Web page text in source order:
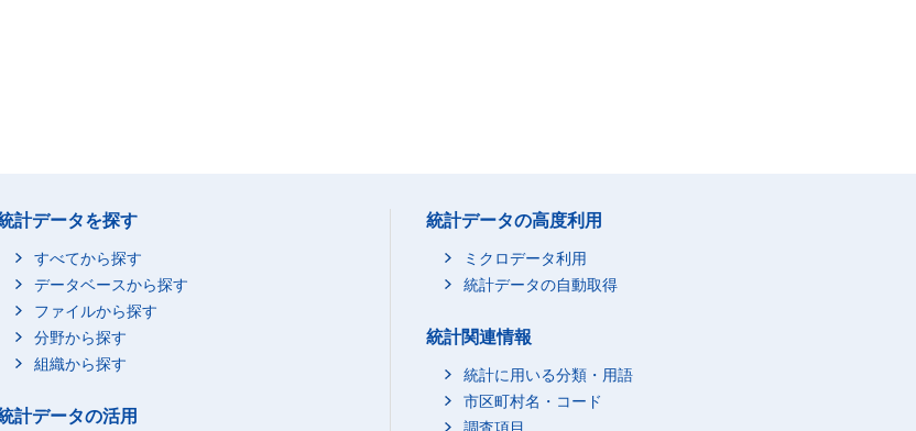
計データを探す
すべてから探す
データベースから探す
ファイルから探す
分野から探す
組織から探す
計データの活用
統計データの高度利用
ミクロデータ利用
統計データの自動取得
統計関連情報
統計に用いる分類・用語
市区町村名・コード